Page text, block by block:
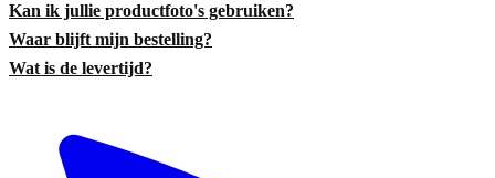
Kan ik jullie productfoto's gebruiken?
Waar blijft mijn bestelling?
Wat is de levertijd?